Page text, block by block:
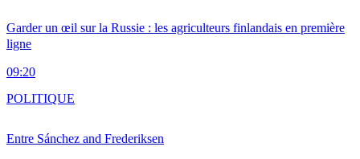
Garder un œil sur la Russie : les agriculteurs finlandais en première
ligne
09:20
Entre Sánchez and Frederiksen
POLITIQUE